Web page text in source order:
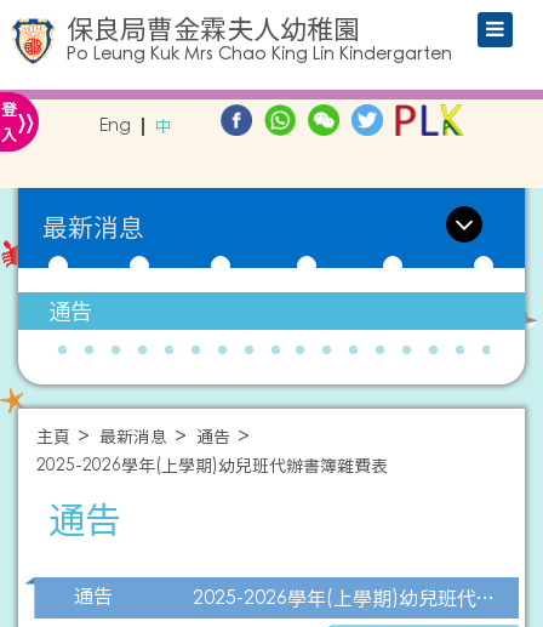
保良局曹金霖夫人幼稚園
Po Leung Kuk Mrs Chao King Lin Kindergarten
登
入» Eng 中
最新消息
通告
主頁 最新消息
通告
2025-2026學年(上學期)幼兒班代辦書簿雜費表
通告
通告
2025-2026學年(上學期)幼兒班代辦書簿雜費表